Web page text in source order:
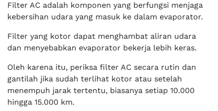
Filter AC adalah komponen yang berfungsi menjaga
kebersihan udara yang masuk ke dalam evaporator.
Filter yang kotor dapat menghambat aliran udara
dan menyebabkan evaporator bekerja lebih keras.
Oleh karena itu, periksa filter AC secara rutin dan
gantilah jika sudah terlihat kotor atau setelah
menempuh jarak tertentu, biasanya setiap 10.000
hingga 15.000 km.